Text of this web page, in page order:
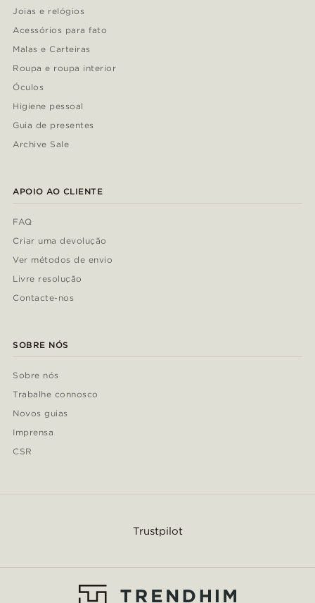
Joias e relógios
Acessórios para fato
Malas e Carteiras
Roupa e roupa interior
Óculos
Higiene pessoal
Guia de presentes
Archive Sale
APOIO AO CLIENTE
FAQ
Criar uma devolução
Ver métodos de envio
Livre resolução
Contacte-nos
SOBRE NÓS
Sobre nós
Trabalhe connosco
Novos guias
Imprensa
CSR
Trustpilot